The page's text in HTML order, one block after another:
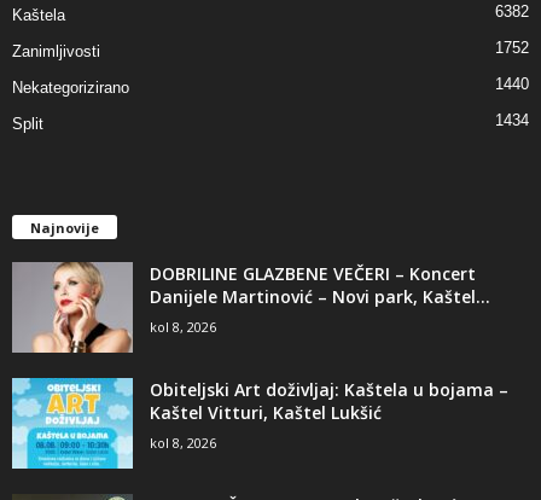
Kaštela 6382
Zanimljivosti 1752
Nekategorizirano 1440
Split 1434
Najnovije
DOBRILINE GLAZBENE VEČERI – Koncert
Danijele Martinović – Novi park, Kaštel...
kol 8, 2026
Obiteljski Art doživljaj: Kaštela u bojama –
Kaštel Vitturi, Kaštel Lukšić
kol 8, 2026